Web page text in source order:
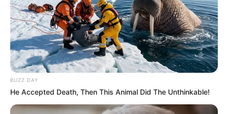
BUZZ DAY
He Accepted Death, Then This Animal Did The Unthinkable!